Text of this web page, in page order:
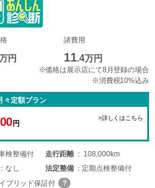
円
諸費用
11.4万円
※価格は展示店にて8月登録の場合
※消費税10%込み
々定額プラン
円
>詳しくはこちら
検整備付 走行距離
108,000km
なし 法定整備
定期点検整備付
ブリッド保証付